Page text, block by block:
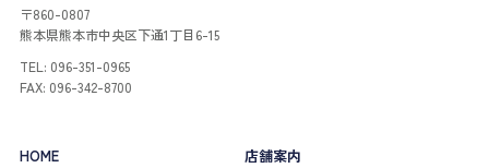
〒860-0807
熊本県熊本市中央区下通1丁目6-15
TEL: 096-351-0965
FAX: 096-342-8700
HOME
店舗案内